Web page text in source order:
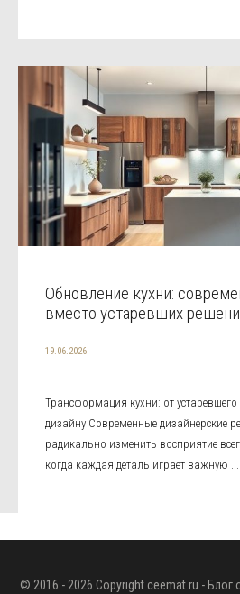
Обновление кухни:
вместо устаревших
19.06.2026
Трансформация кухни: от
дизайну Современные дизайнерские
радикально изменить восприятие
когда каждая деталь играет важную ...
© 2016 - 2026 Copyright ceemat.ru - Блог